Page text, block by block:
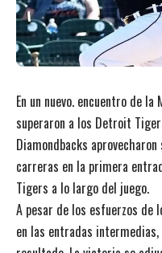
En un nuevo. encuentro de la
superaron a los Detroit
Diamondbacks
carreras en la primera
Tigers a lo largo del juego.
A pesar de los esfuerzos de
en las entradas